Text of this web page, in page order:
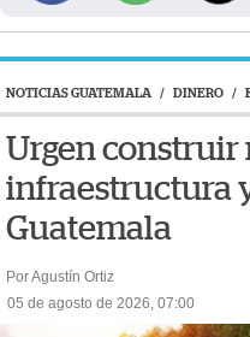
NOTICIAS GUATEMALA / DINERO /
Urgen construir
infraestructura
Guatemala
Por Agustín Ortiz
05 de agosto de 2026, 07:00